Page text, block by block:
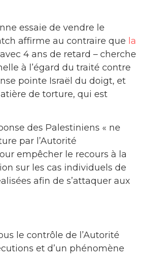
essaie de vendre le
affirme au contraire que la
4 ans de retard – cherche
à l’égard du traité contre
pointe Israël du doigt, et
de torture, qui est
des Palestiniens « ne
par l’Autorité
empêcher le recours à la
sur les cas individuels de
afin de s’attaquer aux
le contrôle de l’Autorité
et d’un phénomène